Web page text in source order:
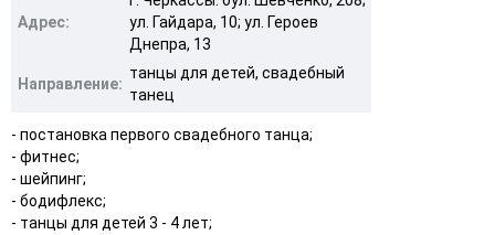
Адрес:
ул. Гайдара, 10; ул. Героев
Днепра, 13
Направление:
танцы для детей, свадебный
танец
- постановка первого свадебного танца;
- фитнес;
- шейпинг;
- бодифлекс;
- танцы для детей 3 - 4 лет;